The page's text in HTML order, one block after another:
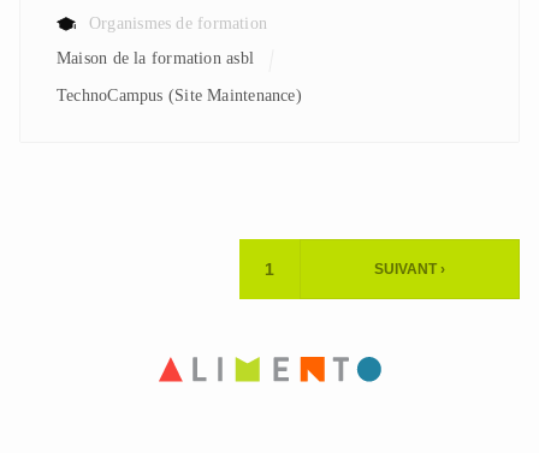
Organismes de formation
Maison de la formation asbl
TechnoCampus (Site Maintenance)
PAGE
1 SUIVANT ›